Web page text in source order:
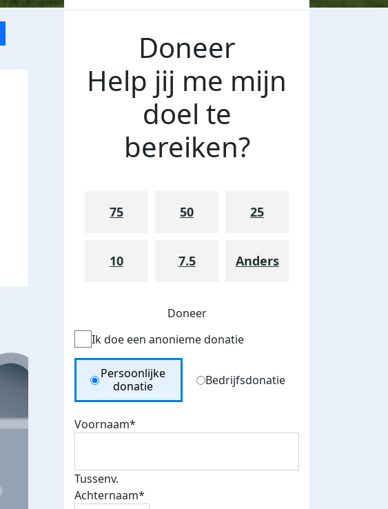
Doneer
Help jij me mijn
doel te
bereiken?
75 50 25
10 7.5 Anders
Doneer
Ik doe een anonieme donatie
Donation Type
Persoonlijke
donatie
Bedrijfsdonatie
Voornaam*
Tussenv.
Achternaam*